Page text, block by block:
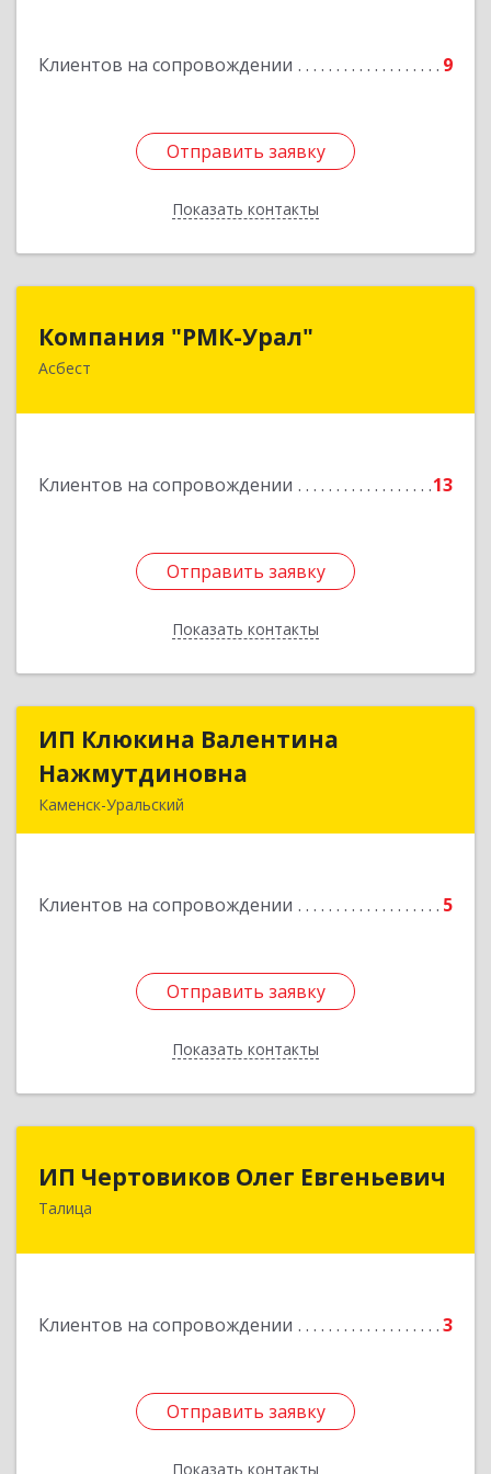
Клиентов на сопровождении 9
Отправить заявку
Показать контакты
Отправить заявку
Назад
Компания "РМК-Урал"
Асбест
Клиентов на сопровождении 13
Отправить заявку
Показать контакты
Отправить заявку
Назад
ИП Клюкина Валентина
Нажмутдиновна
Каменск-Уральский
Клиентов на сопровождении 5
Отправить заявку
Показать контакты
ИП Клюкина Валентина
Нажмутдиновна
Подробнее
Отправить заявку
Назад
ИП Чертовиков Олег Евгеньевич
Талица
Клиентов на сопровождении 3
Отправить заявку
Показать контакты
623640, Свердловская обл, Талица г, Ленина ул,
Отправить заявку
Назад